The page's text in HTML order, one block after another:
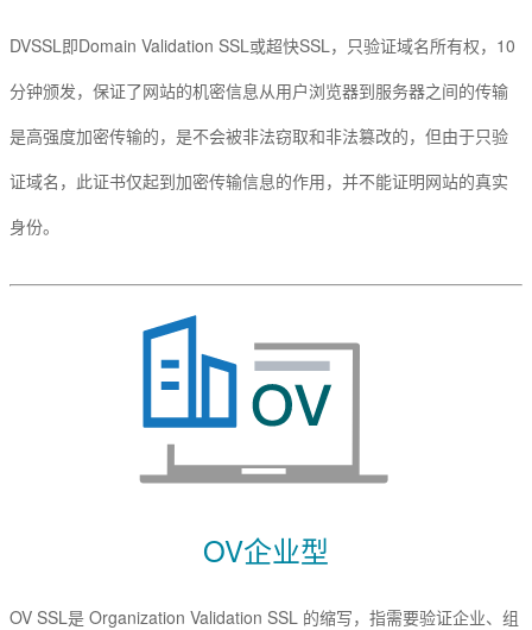
单域名
Flex弹性域名
代码签名
S/MIME签名
DVSSL即Domain Validation SSL或超快SSL，只验证域名所有权，10
分钟颁发，保证了网站的机密信息从用户浏览器到服务器之间的传输
是高强度加密传输的，是不会被非法窃取和非法篡改的，但由于只验
证域名，此证书仅起到加密传输信息的作用，并不能证明网站的真实
身份。
OV企业型
OV SSL是 Organization Validation SSL 的缩写，指需要验证企业、组